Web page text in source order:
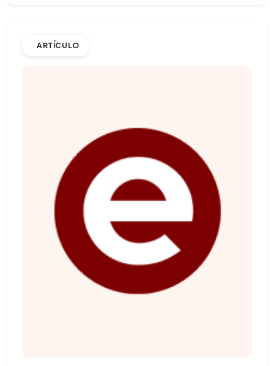
ARTÍCULO